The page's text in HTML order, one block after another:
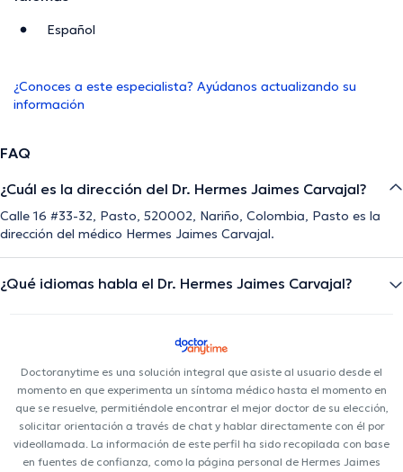
Español
¿Conoces a este especialista? Ayúdanos actualizando su
información
FAQ
¿Cuál es la dirección del Dr. Hermes Jaimes Carvajal?
Calle 16 #33-32, Pasto, 520002, Nariño, Colombia, Pasto es la
dirección del médico Hermes Jaimes Carvajal.
¿Qué idiomas habla el Dr. Hermes Jaimes Carvajal?
Doctoranytime es una solución integral que asiste al usuario desde el
momento en que experimenta un síntoma médico hasta el momento en
que se resuelve, permitiéndole encontrar el mejor doctor de su elección,
solicitar orientación a través de chat y hablar directamente con él por
videollamada. La información de este perfil ha sido recopilada con base
en fuentes de confianza, como la página personal de Hermes Jaimes